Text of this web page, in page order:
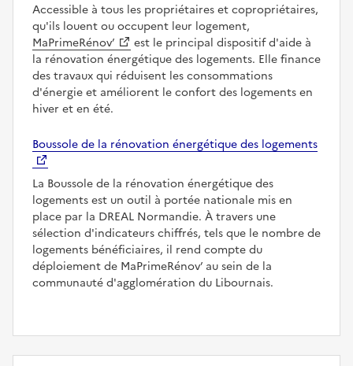
Accessible à tous les propriétaires et copropriétaires,
qu'ils louent ou occupent leur logement,
MaPrimeRénov’
est le principal dispositif d'aide à
la rénovation énergétique des logements. Elle finance
des travaux qui réduisent les consommations
d'énergie et améliorent le confort des logements en
hiver et en été.
Boussole de la rénovation énergétique des logements
La Boussole de la rénovation énergétique des
logements est un outil à portée nationale mis en
place par la DREAL Normandie. À travers une
sélection d'indicateurs chiffrés, tels que le nombre de
logements bénéficiaires, il rend compte du
déploiement de MaPrimeRénov’ au sein de la
communauté d'agglomération du Libournais.